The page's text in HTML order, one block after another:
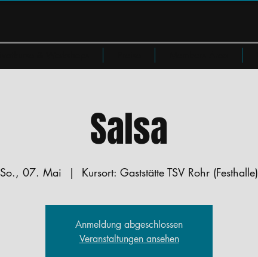
Salsa
So., 07. Mai
  |
Kursort: Gaststätte TSV Rohr (Festhalle)
Anmeldung abgeschlossen
Veranstaltungen ansehen